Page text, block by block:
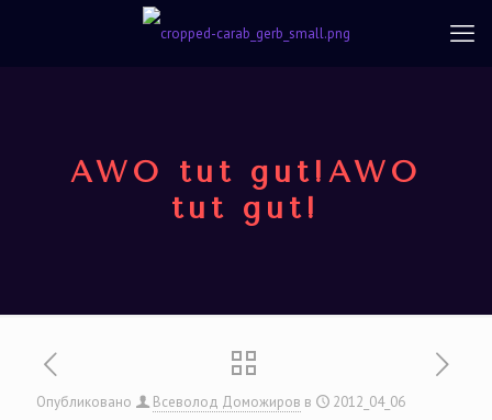
AWO tut gut!AWO
tut gut!
Опубликовано Всеволод Доможиров в 2012_04_06